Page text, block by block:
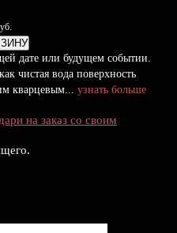
дате или будущем событии.
чистая вода поверхность
кварцевым... узнать больше
на заказ со своим